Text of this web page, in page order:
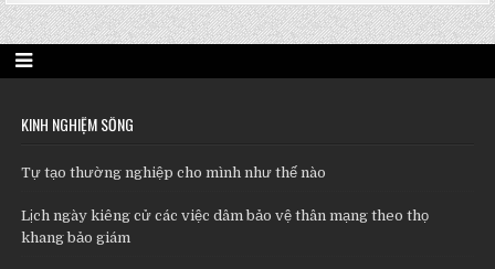
KINH NGHIỆM SỐNG
Tự tạo thường nghiệp cho mình như thế nào
Lịch ngày kiêng cử các việc dâm bảo vệ thân mạng theo thọ
khang bảo giám